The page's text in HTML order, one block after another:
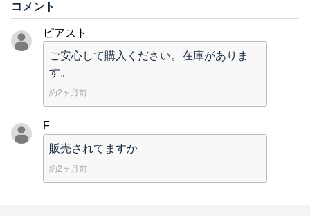
コメント
ピアスト
ご安心して購入ください。在庫がありま
す。
約2ヶ月前
F
販売されてますか
約2ヶ月前